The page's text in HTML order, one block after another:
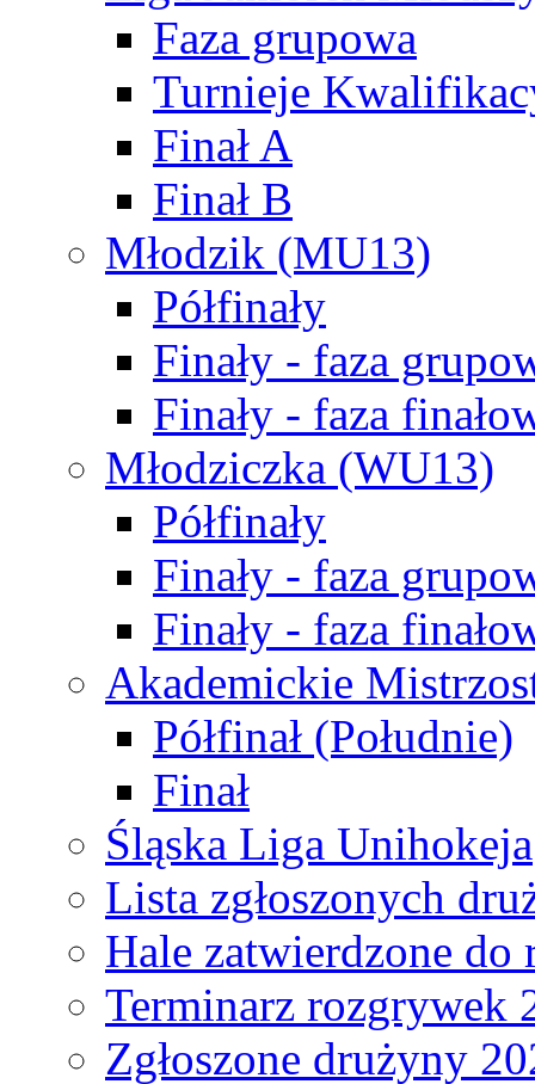
Faza grupowa
Turnieje
Finał A
Finał B
Młodzik (MU13)
Półfinały
Finały - faza
Finały - faza
Młodziczka (WU13)
Półfinały
Finały - faza
Finały - faza
Akademickie
Półfinał (Południe)
Finał
Śląska Liga Unihokeja
Lista zgłoszonych
Hale zatwierdzone do
Terminarz rozgrywek
Zgłoszone drużyny